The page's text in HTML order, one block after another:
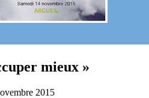
mieux »
2015